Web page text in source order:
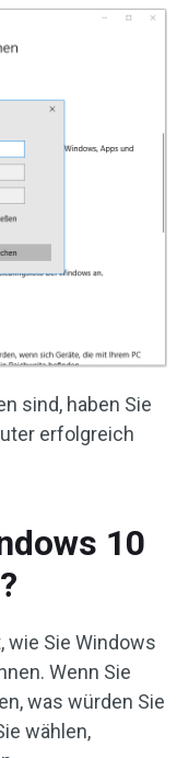
sind, haben Sie
erfolgreich
10
wie Sie Windows
Wenn Sie
was würden Sie
wählen,